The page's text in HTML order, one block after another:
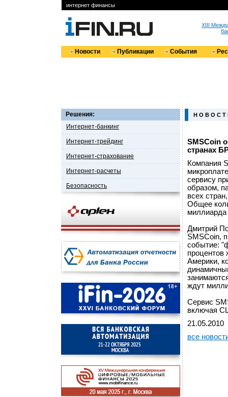
интернет финансы
XIII
Новости Публикации События
Решения:
Интернет-банкинг
Интернет-трейдинг
Интернет-страхование
Интернет-расчеты
Безопасность
Н О В О С Т
SMSCoin
странах
Компания
сервису
образом,
всех
Общее
миллиарда
Дмитрий
SMSCoin,
событие:
процентов
Америки,
ждут
Сервис
включая
21.05.2010
все